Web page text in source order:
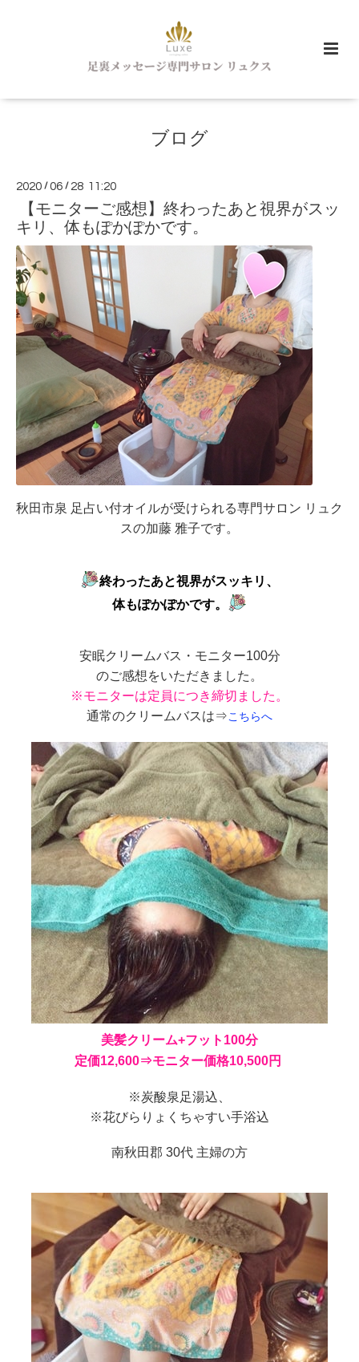
ブログ
2020 /06 / 28 11:20
【モニターご感想】終わったあと視界がスッ
キリ、体もぽかぽかです。
秋田市泉 足占い付オイルが受けられる専門サロン リュク
スの加藤 雅子です。
終わったあと視界がスッキリ、
体もぽかぽかです。
安眠クリームバス・モニター100分
のご感想をいただきました。
※モニターは定員につき締切ました。
通常のクリームバスは⇒こちらへ
美髪クリーム+フット100分
定価12,600⇒モニター価格10,500円
※炭酸泉足湯込、
※花びらりょくちゃすい手浴込
南秋田郡 30代 主婦の方